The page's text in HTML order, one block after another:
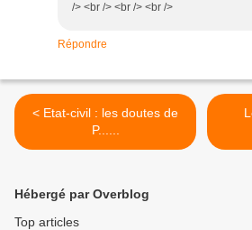
/> <br /> <br /> <br />
Répondre
< Etat-civil : les doutes de
P......
Hébergé par Overblog
Top articles